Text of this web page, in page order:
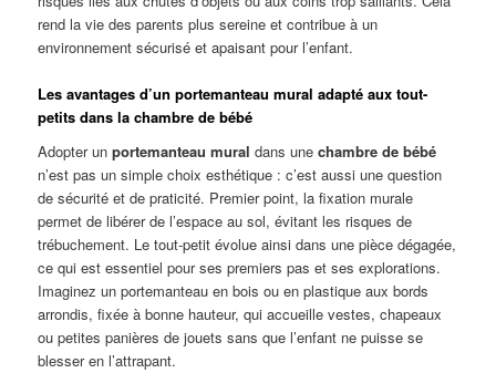
rend la vie des parents plus sereine et contribue à un
environnement sécurisé et apaisant pour l’enfant.
Les avantages d’un portemanteau mural adapté aux tout-
petits dans la chambre de bébé
Adopter unportemanteau mural dans unechambre de bébé
n’est pas un simple choix esthétique : c’est aussi une question
de sécurité et de praticité. Premier point, la fixation murale
permet de libérer de l’espace au sol, évitant les risques de
trébuchement. Le tout-petit évolue ainsi dans une pièce dégagée,
ce qui est essentiel pour ses premiers pas et ses explorations.
Imaginez un portemanteau en bois ou en plastique aux bords
arrondis, fixée à bonne hauteur, qui accueille vestes, chapeaux
ou petites panières de jouets sans que l’enfant ne puisse se
blesser en l’attrapant.